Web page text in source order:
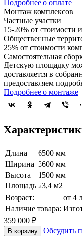
Подробнее о оплате
Монтаж комплексов
Частные участки
15-20% от стоимости
Общественные
25% от стоимости
Самостоятельная
Детскую площадку
доставляется в
предоставляем
Подробнее о монтаже
Длина
6500 мм
Ширина 3600 мм
Высота
1500 мм
Площадь 23,4 м2
Возраст:
от 4
Наличие товара:
359 000 ₽
В корзину Обсудить